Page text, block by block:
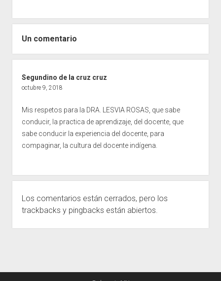
Un comentario
Segundino de la cruz cruz
octubre 9, 2018
Mis respetos para la DRA. LESVIA ROSAS, que sabe
conducir, la practica de aprendizaje, del docente, que
sabe conducir la experiencia del docente, para
compaginar, la cultura del docente indígena.
Los comentarios están cerrados, pero los
trackbacks y pingbacks están abiertos.